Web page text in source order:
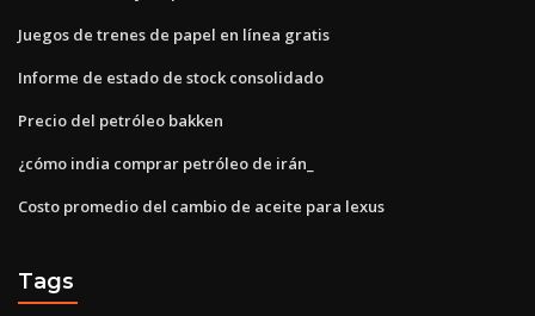
Juegos de trenes de papel en línea gratis
Informe de estado de stock consolidado
Precio del petróleo bakken
¿cómo india comprar petróleo de irán_
Costo promedio del cambio de aceite para lexus
Tags